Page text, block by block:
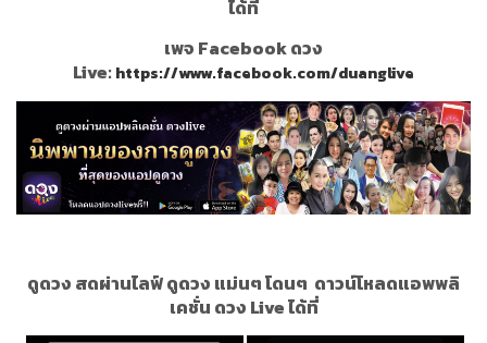
ได้ที่
เพจ Facebook ดวง
Live:https://www.facebook.com/duanglive
ดูดวง สดผ่านไลฟ์ ดูดวง แม่นๆ โดนๆ ดาวน์โหลดแอพพลิ
เคชั่น ดวง Live ได้ที่